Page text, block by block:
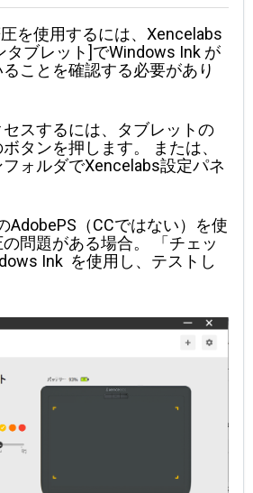
を使用するには、Xencelabs
タブレット]でWindows Ink が
ことを確認する必要があり
スするには、タブレットの
タンを押します。
または、
ォルダでXencelabs設定パネ
AdobePS（CCではない）を使
問題がある場合。
「チェッ
Ink を使用し、テストし